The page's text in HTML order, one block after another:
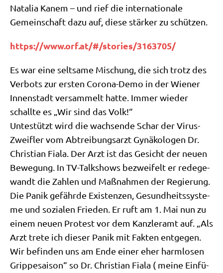
Nata­lia Kanem – und rief die inter­na­tio­na­le
Gemein­schaft dazu auf, die­se stär­ker zu schützen.
https://​www​.orf​.at/​#​/​s​t​o​r​i​e​s​/​3​1​6​3​7​05/
Es war eine selt­sa­me Mischung, die sich trotz des
Ver­bots zur ersten Coro­na-Demo in der Wie­ner
Innen­stadt ver­sam­melt hat­te. Immer wie­der
schall­te es „Wir sind das Volk!“
Unte­stützt wird die wach­sen­de Schar der Virus-
Zweif­ler vom Abtrei­bungs­arzt Gynä­ko­lo­gen Dr.
Chri­sti­an Fia­la. Der Arzt ist das Gesicht der neu­en
Bewe­gung. In TV-Talk­shows bezwei­felt er rede­ge­
wandt die Zah­len und Maß­nah­men der Regie­rung.
Die Panik gefähr­de Exi­sten­zen, Gesund­heits­sy­ste­
me und sozia­len Frie­den. Er ruft am 1. Mai nun zu
einem neu­en Pro­test vor dem Kanz­ler­amt auf. „Als
Arzt tre­te ich die­ser Panik mit Fak­ten ent­ge­gen.
Wir befin­den uns am Ende einer eher harm­lo­sen
Grip­pe­sai­son“ so Dr. Chri­sti­an Fia­la ( mei­ne Ein­fü­